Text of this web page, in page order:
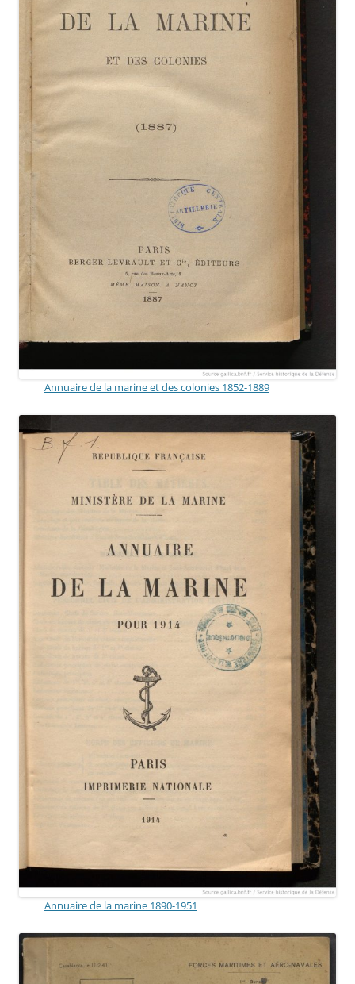
Annuaire de la marine et des colonies 1852-1889
Annuaire de la marine 1890-1951